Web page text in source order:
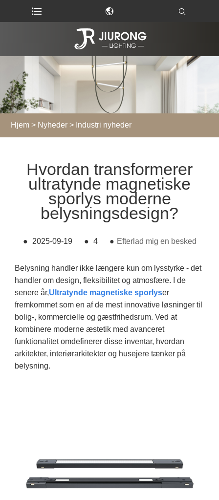
Hjem > Nyheder > Industri nyheder
Hvordan transformerer
ultratynde magnetiske
sporlys moderne
belysningsdesign?
● 2025-09-19 ● 4 ● Efterlad mig en besked
Belysning handler ikke længere kun om lysstyrke - det
handler om design, fleksibilitet og atmosfære. I de
senere år,Ultratynde magnetiske sporlyser
fremkommet som en af ​​de mest innovative løsninger til
bolig-, kommercielle og gæstfrihedsrum. Ved at
kombinere moderne æstetik med avanceret
funktionalitet omdefinerer disse inventar, hvordan
arkitekter, interiørarkitekter og husejere tænker på
belysning.